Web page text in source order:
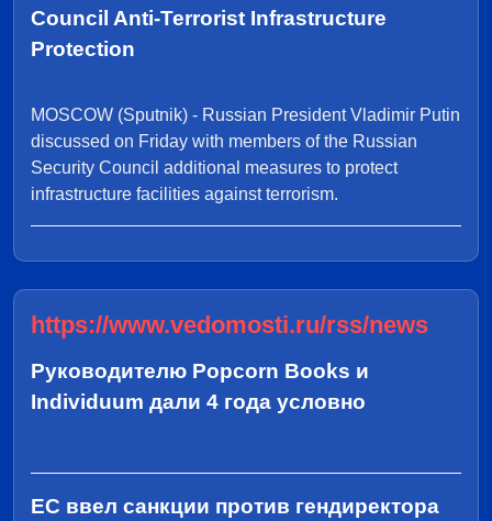
Council Anti-Terrorist Infrastructure
Protection
MOSCOW (Sputnik) - Russian President Vladimir Putin
discussed on Friday with members of the Russian
Security Council additional measures to protect
infrastructure facilities against terrorism.
https://www.vedomosti.ru/rss/news
Руководителю Popcorn Books и
Individuum дали 4 года условно
ЕС ввел санкции против гендиректора